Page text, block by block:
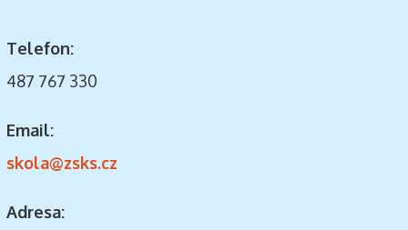
Telefon:
487 767 330
Email:
skola@zsks.cz
Adresa: